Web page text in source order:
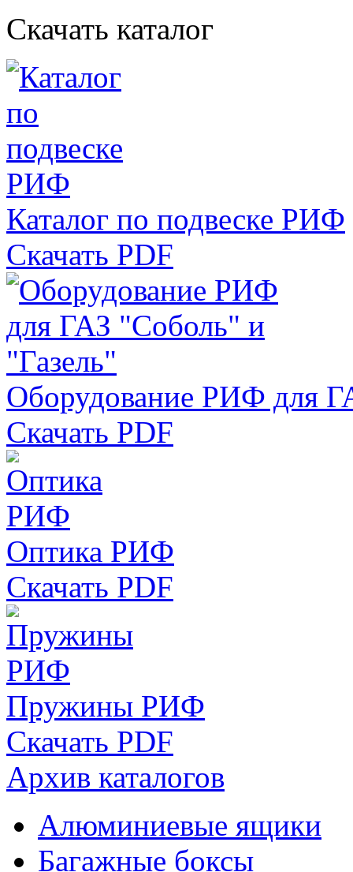
Скачать каталог
Каталог по подвеске РИФ
Скачать PDF
Оборудование РИФ для
Скачать PDF
Оптика РИФ
Скачать PDF
Пружины РИФ
Скачать PDF
Архив каталогов
Алюминиевые ящики
Багажные боксы